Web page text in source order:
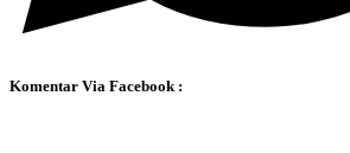
Komentar Via Facebook :